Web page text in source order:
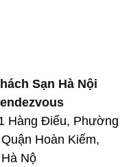
Sạn Hà Nội
Hàng Điếu, Phường
Hoàn Kiếm,
Nộ